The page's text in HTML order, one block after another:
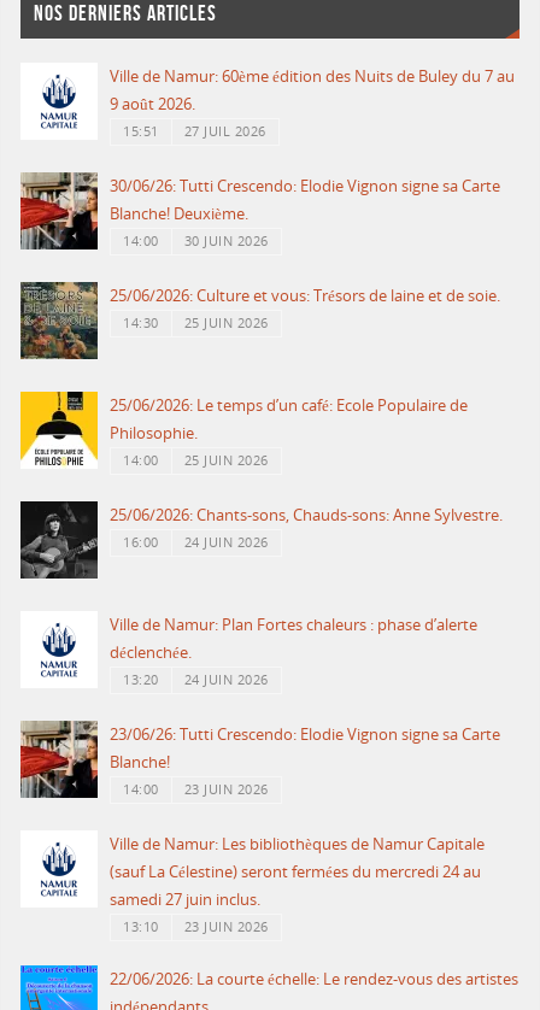
NOS DERNIERS ARTICLES
Ville de Namur: 60ème édition des Nuits de Buley du 7 au
9 août 2026.
15:51 27 JUIL 2026
30/06/26: Tutti Crescendo: Elodie Vignon signe sa Carte
Blanche! Deuxième.
14:00 30 JUIN 2026
25/06/2026: Culture et vous: Trésors de laine et de soie.
14:30 25 JUIN 2026
25/06/2026: Le temps d’un café: Ecole Populaire de
Philosophie.
14:00 25 JUIN 2026
25/06/2026: Chants-sons, Chauds-sons: Anne Sylvestre.
16:00 24 JUIN 2026
Ville de Namur: Plan Fortes chaleurs : phase d’alerte
déclenchée.
13:20 24 JUIN 2026
23/06/26: Tutti Crescendo: Elodie Vignon signe sa Carte
Blanche!
14:00 23 JUIN 2026
Ville de Namur: Les bibliothèques de Namur Capitale
(sauf La Célestine) seront fermées du mercredi 24 au
samedi 27 juin inclus.
13:10 23 JUIN 2026
22/06/2026: La courte échelle: Le rendez-vous des artistes